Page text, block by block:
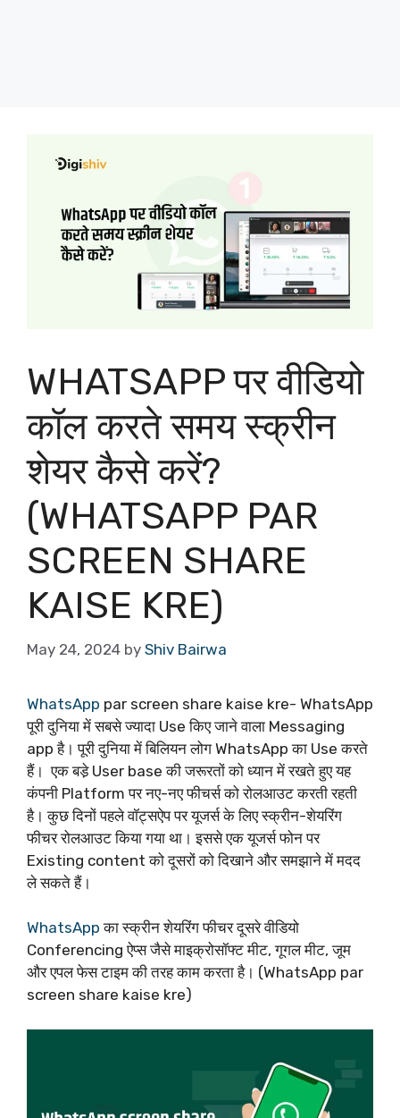
WHATSAPP पर वीडियो
कॉल करते समय स्क्रीन
शेयर कैसे करें?
(WHATSAPP PAR
SCREEN SHARE
KAISE KRE)
May 24, 2024 by Shiv Bairwa
WhatsApp par screen share kaise kre- WhatsApp
पूरी दुनिया में सबसे ज्यादा Use किए जाने वाला Messaging
app है। पूरी दुनिया में बिलियन लोग WhatsApp का Use करते
हैं। एक बडे़ User base की जरूरतों को ध्यान में रखते हुए यह
कंपनी Platform पर नए-नए फीचर्स को रोलआउट करती रहती
है। कुछ दिनों पहले वॉट्सऐप पर यूजर्स के लिए स्क्रीन-शेयरिंग
फीचर रोलआउट किया गया था। इससे एक यूजर्स फोन पर
Existing content को दूसरों को दिखाने और समझाने में मदद
ले सकते हैं।
WhatsApp का स्क्रीन शेयरिंग फीचर दूसरे वीडियो
Conferencing ऐप्स जैसे माइक्रोसॉफ्ट मीट, गूगल मीट, जूम
और एपल फेस टाइम की तरह काम करता है। (WhatsApp par
screen share kaise kre)